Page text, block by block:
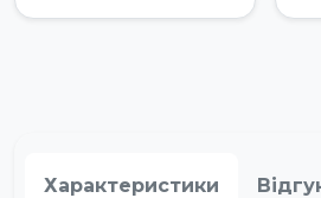
Характеристики